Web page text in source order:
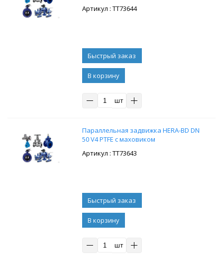
: ТТ73644
В корзину
шт
Параллельная задвижка HERA-BD DN
50 V4 PTFE с маховиком
: ТТ73643
В корзину
шт